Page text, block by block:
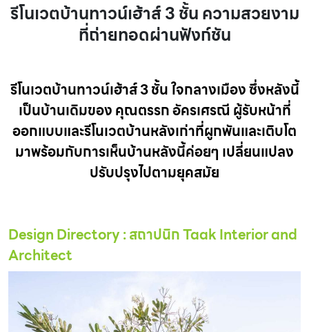
รีโนเวตบ้านทาวน์เฮ้าส์ 3 ชั้น ความสวยงาม
ที่ถ่ายทอดผ่านฟังก์ชัน
รีโนเวตบ้านทาวน์เฮ้าส์ 3 ชั้น ใจกลางเมือง ซึ่งหลังนี้
เป็นบ้านเดิมของคุณตรรก อัครเศรณี ผู้รับหน้าที่
ออกแบบและรีโนเวตบ้านหลังเก่าที่ผูกพันและเติบโต
มาพร้อมกับการเห็นบ้านหลังนี้ค่อยๆ เปลี่ยนแปลง
ปรับปรุงไปตามยุคสมัย
Design Directory : สถาปนิก Taak Interior and
Architect